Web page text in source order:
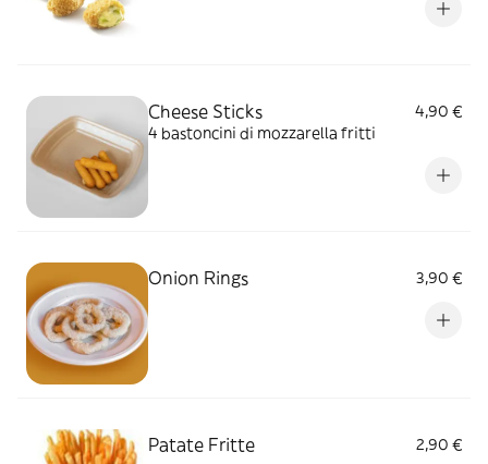
Cheese Sticks
4,90 €
4 bastoncini di mozzarella fritti
Onion Rings 3,90 €
Patate Fritte 2,90 €